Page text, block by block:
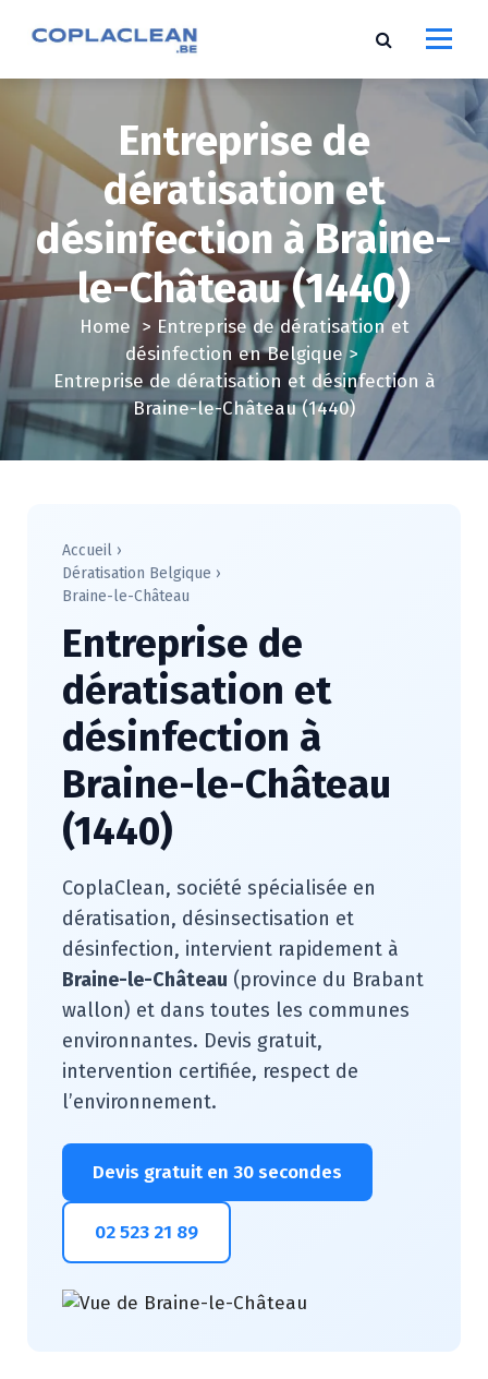
e
n
t
Entreprise de
dératisation et
désinfection à Braine-
le-Château (1440)
Home > Entreprise de dératisation et
désinfection en Belgique>
Entreprise de dératisation et désinfection à
Braine-le-Château (1440)
Accueil ›
Dératisation Belgique ›
Braine-le-Château
Entreprise de
dératisation et
désinfection à
Braine-le-Château
(1440)
CoplaClean, société spécialisée en
dératisation, désinsectisation et
désinfection, intervient rapidement à
Braine-le-Château (province du Brabant
wallon) et dans toutes les communes
environnantes. Devis gratuit,
intervention certifiée, respect de
l’environnement.
Devis gratuit en 30 secondes
02 523 21 89